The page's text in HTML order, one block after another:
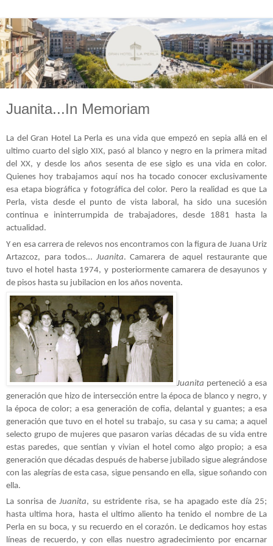
Juanita...In Memoriam
La del Gran Hotel La Perla es una vida que empezó en sepia allá en el
ultimo cuarto del siglo XIX, pasó al blanco y negro en la primera mitad
del XX, y desde los años sesenta de ese siglo es una vida en color.
Quienes hoy trabajamos aquí nos ha tocado conocer exclusivamente
esa etapa biográfica y fotográfica del color. Pero la realidad es que La
Perla, vista desde el punto de vista laboral, ha sido una sucesión
continua e ininterrumpida de trabajadores, desde 1881 hasta la
actualidad.
Y en esa carrera de relevos nos encontramos con la figura de Juana Uriz
Artazcoz, para todos… Juanita. Camarera de aquel restaurante que
tuvo el hotel hasta 1974, y posteriormente camarera de desayunos y
de pisos hasta su jubilacion en los años noventa.
Juanita perteneció a esa
generación que hizo de intersección entre la época de blanco y negro, y
la época de color; a esa generación de cofia, delantal y guantes; a esa
generación que tuvo en el hotel su trabajo, su casa y su cama; a aquel
selecto grupo de mujeres que pasaron varias décadas de su vida entre
estas paredes, que sentían y vivian el hotel como algo propio; a esa
generación que décadas después de haberse jubilado sigue alegrándose
con las alegrías de esta casa, sigue pensando en ella, sigue soñando con
ella.
La sonrisa deJuanita, su estridente risa, se ha apagado este día 25;
hasta ultima hora, hasta el ultimo aliento ha tenido el nombre de La
Perla en su boca, y su recuerdo en el corazón. Le dedicamos hoy estas
líneas de recuerdo, y con ellas nuestro agradecimiento por encarnar